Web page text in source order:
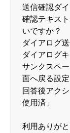
送信確認
確認テキ
いですか？
ダイアロ
ダイアログ
サンクス
面へ戻る設定
回答後ア
使用済」
テキ
利用ありが